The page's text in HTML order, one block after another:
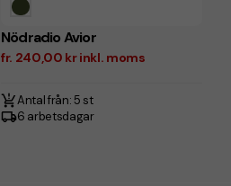
Nödradio Avior
fr. 240,00 kr inkl. moms
Antal från: 5 st
6 arbetsdagar